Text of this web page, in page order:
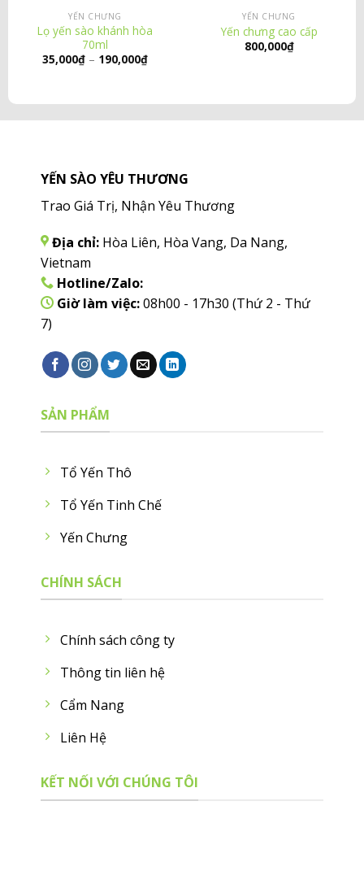
YẾN CHƯNG
Lọ yến sào khánh hòa
70ml
35,000₫ – 190,000₫Khoảng
giá:
đến
YẾN CHƯNG
Yến chưng cao cấp
800,000₫
YẾN SÀO YÊU THƯƠNG
Trao Giá Trị, Nhận Yêu Thương
Địa chỉ: Hòa Liên, Hòa Vang, Da Nang,
Vietnam
Hotline/Zalo:
Giờ làm việc:08h00 - 17h30 (Thứ 2 - Thứ
7)
SẢN PHẨM
Tổ Yến Thô
Tổ Yến Tinh Chế
Yến Chưng
CHÍNH SÁCH
Chính sách công ty
Thông tin liên hệ
Cẩm Nang
Liên Hệ
KẾT NỐI VỚI CHÚNG TÔI